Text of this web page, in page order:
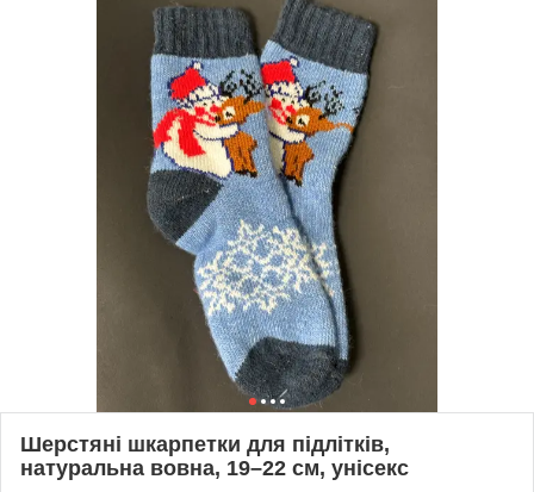
Шерстяні шкарпетки для підлітків,
натуральна вовна, 19–22 см, унісекс